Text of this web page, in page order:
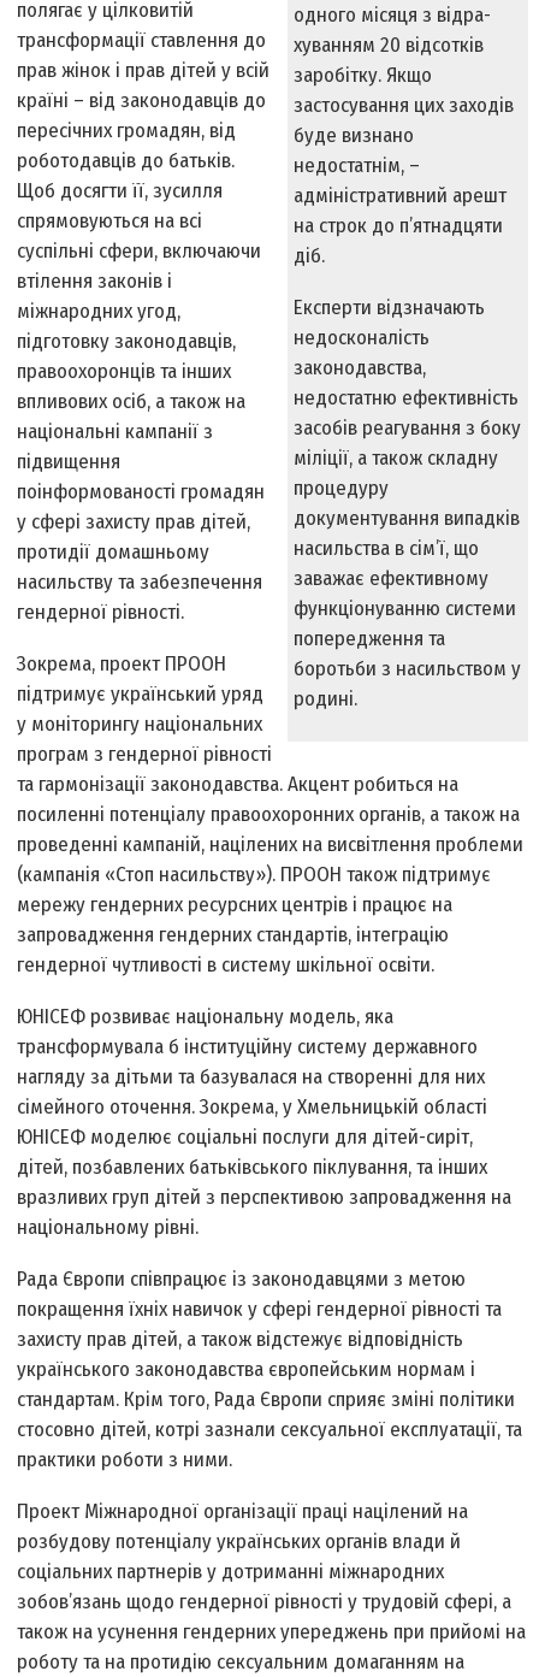
одного місяця з від­ра­
хуванням 20 відсотків
заробітку. Якщо
застосування цих заходів
буде визнано
недостатнім, –
адміністративний арешт
на строк до п’ятнадцяти
діб.
Експерти відзначають
недосконалість
законодавства,
недостатню ефективність
засобів реагування з боку
міліції, а також складну
процедуру
документування випадків
насильства в сім’ї, що
заважає ефективному
функціонуванню системи
попередження та
боротьби з насильством у
родині.
полягає у цілковитій
трансформації ставлення до
прав жінок і прав дітей у всій
країні – від законодавців до
пересічних громадян, від
роботодавців до батьків.
Щоб досягти її, зусилля
спрямовуються на всі
суспільні сфери, включаючи
втілення законів і
міжнародних угод,
підготовку законодавців,
правоохоронців та інших
впливових осіб, а також на
національні кампанії з
підвищення
поінформованості громадян
у сфері захисту прав дітей,
протидії домашньому
насильству та забезпечення
гендерної рівності.
Зокрема, проект ПРООН
підтримує український уряд
у моніторингу національних
програм з гендерної рівності
та гармонізації законодавства. Акцент робиться на
посиленні потенціалу правоохоронних органів, а також на
проведенні кампаній, націлених на висвітлення проблеми
(кампанія «Стоп насильству»). ПРООН також підтримує
мережу гендерних ресурсних центрів і працює на
запровадження гендерних стандартів, інтеграцію
гендерної чутливості в систему шкільної освіти.
ЮНІСЕФ розвиває національну модель, яка
трансформувала б інституційну систему державного
нагляду за дітьми та базувалася на створенні для них
сімейного оточення. Зокрема, у Хмельницькій області
ЮНІСЕФ моделює соціальні послуги для дітей-сиріт,
дітей, позбавлених батьківського піклування, та інших
вразливих груп дітей з перспективою запровадження на
національному рівні.
Рада Європи співпрацює із законодавцями з метою
покращення їхніх навичок у сфері гендерної рівності та
захисту прав дітей, а також відстежує відповідність
українського законодавства європейським нормам і
стандартам. Крім того, Рада Європи сприяє зміні політики
стосовно дітей, котрі зазнали сексуальної експлуатації, та
практики роботи з ними.
Проект Міжнародної організації праці націлений на
розбудову потенціалу українських органів влади й
соціальних партнерів у дотриманні міжнародних
зобов’язань щодо гендерної рівності у трудовій сфері, а
також на усунення гендерних упереджень при прийомі на
роботу та на протидію сексуальним домаганням на